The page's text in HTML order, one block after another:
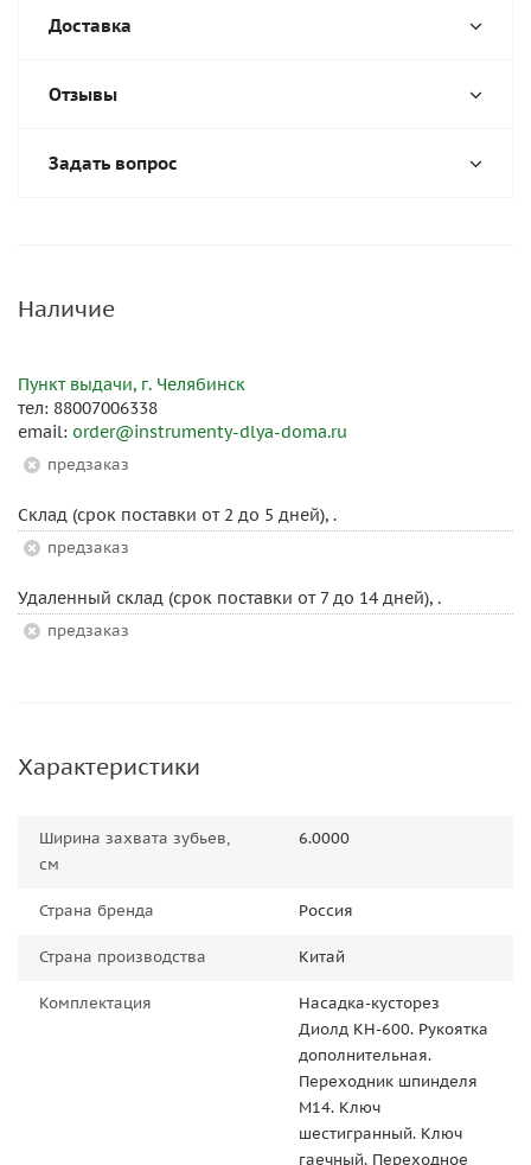
Доставка
Отзывы
Задать вопрос
Наличие
Пункт выдачи, г. Челябинск
тел: 88007006338
email: order@instrumenty-dlya-doma.ru
Предзаказ
Склад (срок поставки от 2 до 5 дней), .
Предзаказ
Удаленный склад (срок поставки от 7 до 14 дней), .
Предзаказ
Характеристики
Ширина захвата зубьев,
см
6.0000
Страна бренда Россия
Страна производства Китай
Комплектация
Насадка-кусторез
Диолд КН-600. Рукоятка
дополнительная.
Переходник шпинделя
М14. Ключ
шестигранный. Ключ
гаечный. Переходное